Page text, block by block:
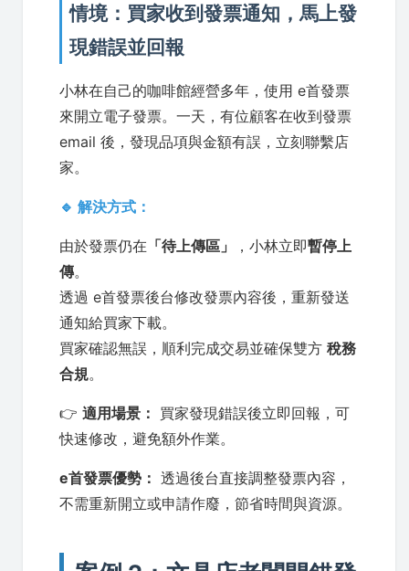
情境：買家收到發票通知，馬上發
現錯誤並回報
小林在自己的咖啡館經營多年，使用 e首發票
來開立電子發票。一天，有位顧客在收到發票
email 後，發現品項與金額有誤，立刻聯繫店
家。
🔹 解決方式：
由於發票仍在 「待上傳區」 ，小林立即暫停上
傳。
透過 e首發票後台修改發票內容後，重新發送
通知給買家下載。
買家確認無誤，順利完成交易並確保雙方 稅務
合規。
👉 適用場景： 買家發現錯誤後立即回報，可
快速修改，避免額外作業。
e首發票優勢： 透過後台直接調整發票內容，
不需重新開立或申請作廢，節省時間與資源。